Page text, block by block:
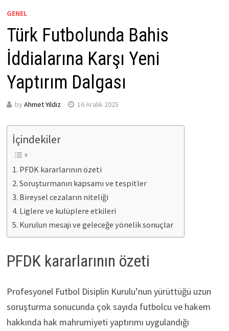
GENEL
Türk Futbolunda Bahis
İddialarına Karşı Yeni
Yaptırım Dalgası
by Ahmet Yıldız 16 Aralık 2025
İçindekiler
PFDK kararlarının özeti
Soruşturmanın kapsamı ve tespitler
Bireysel cezaların niteliği
Liglere ve kulüplere etkileri
Kurulun mesajı ve geleceğe yönelik sonuçlar
PFDK kararlarının özeti
Profesyonel Futbol Disiplin Kurulu’nun yürüttüğü uzun
soruşturma sonucunda çok sayıda futbolcu ve hakem
hakkında hak mahrumiyeti yaptırımı uygulandığı